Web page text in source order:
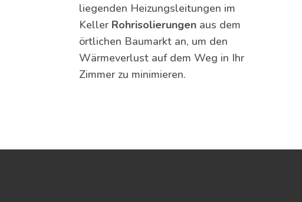
liegenden Heizungsleitungen im
Keller Rohrisolierungen aus dem
örtlichen Baumarkt an, um den
Wärmeverlust auf dem Weg in Ihr
Zimmer zu minimieren.